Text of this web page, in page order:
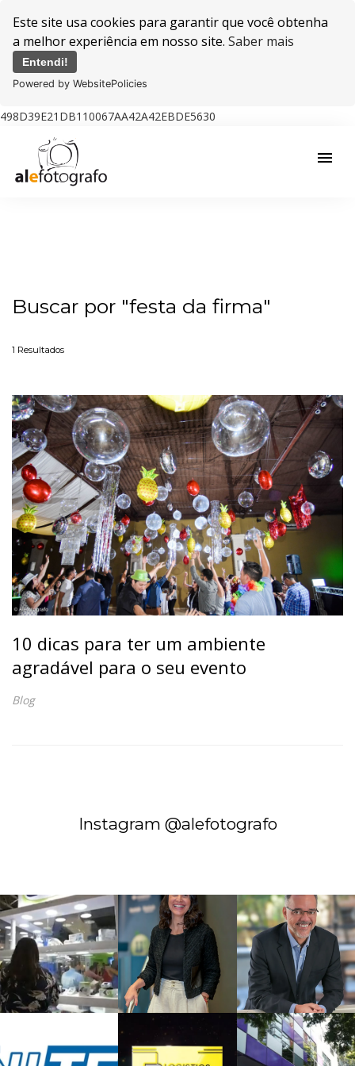
Este site usa cookies para garantir que você obtenha
a melhor experiência em nosso site. Saber mais
Entendi!
Powered by WebsitePolicies
498D39E21DB110067AA42A42EBDE5630
menu
Buscar por "festa da firma"
1 Resultados
10 dicas para ter um ambiente
agradável para o seu evento
Blog
Instagram @alefotografo